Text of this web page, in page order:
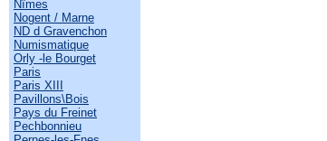
Nîmes
Nogent / Marne
ND d Gravenchon
Numismatique
Orly -le Bourget
Paris
Paris XIII
Pavillons\Bois
Pays du Freinet
Pechbonnieu